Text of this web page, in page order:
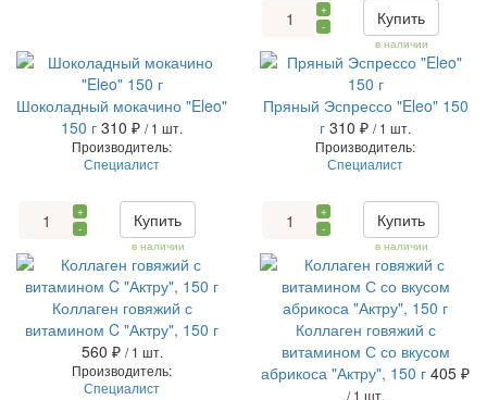
+
-
Купить
в наличии
Шоколадный мокачино "Eleo"
150 г 310 ₽ / 1 шт.
Производитель:
Специалист
+
-
Купить
в наличии
Пряный Эспрессо "Eleo" 150
г 310 ₽ / 1 шт.
Производитель:
Специалист
+
-
Купить
в наличии
Коллаген говяжий с
витамином C "Актру", 150 г
560 ₽ / 1 шт.
Производитель:
Специалист
Коллаген говяжий с
витамином С со вкусом
абрикоса "Актру", 150 г 405 ₽
/ 1 шт.